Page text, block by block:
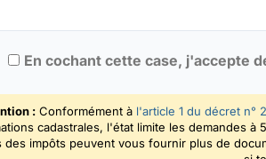
En cochant cette case, j'accepte
: Conformément à l'article 1 du décret n°
cadastrales, l'état limite les demandes à
des impôts peuvent vous fournir plus de